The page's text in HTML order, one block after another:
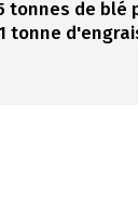
tonnes de blé
tonne